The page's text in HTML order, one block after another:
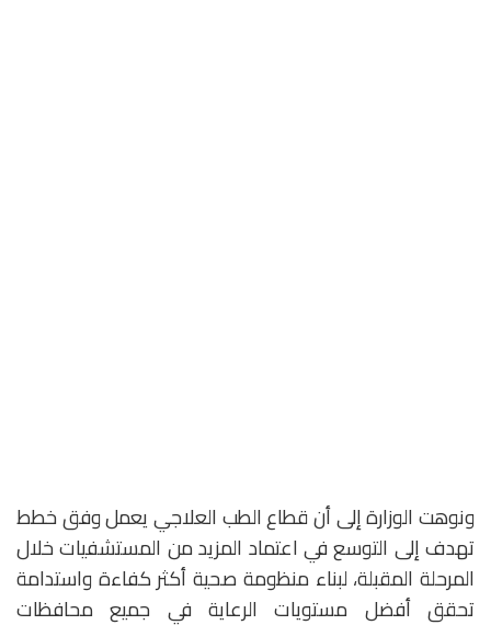
ونوهت الوزارة إلى أن قطاع الطب العلاجي يعمل وفق خطط
تهدف إلى التوسع في اعتماد المزيد من المستشفيات خلال
المرحلة المقبلة، لبناء منظومة صحية أكثر كفاءة واستدامة
تحقق أفضل مستويات الرعاية في جميع محافظات